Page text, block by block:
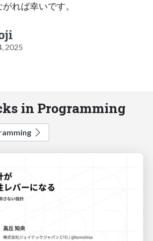
れば幸いです。
2025
in Programming